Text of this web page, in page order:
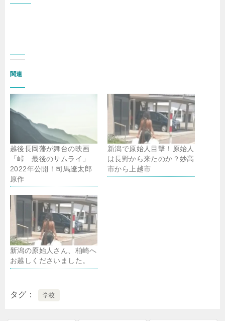
関連
越後長岡藩が舞台の映画
「峠 最後のサムライ」
2022年公開！司馬遼太郎
原作
新潟で原始人目撃！原始人
は長野から来たのか？妙高
市から上越市
新潟の原始人さん、柏崎へ
お越しくださいました。
タグ 学校